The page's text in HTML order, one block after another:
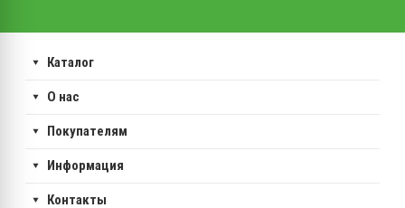
Каталог
О нас
Покупателям
Информация
Контакты